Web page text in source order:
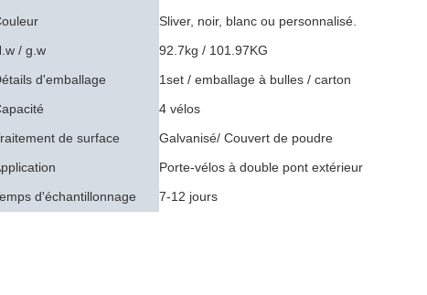
Sliver, noir, blanc ou personnalisé.
/ g.w
92.7kg / 101.97KG
d'emballage
1set / emballage à bulles / carton
4 vélos
de surface
Galvanisé/ Couvert de poudre
Porte-vélos à double pont extérieur
d'échantillonnage
7-12 jours